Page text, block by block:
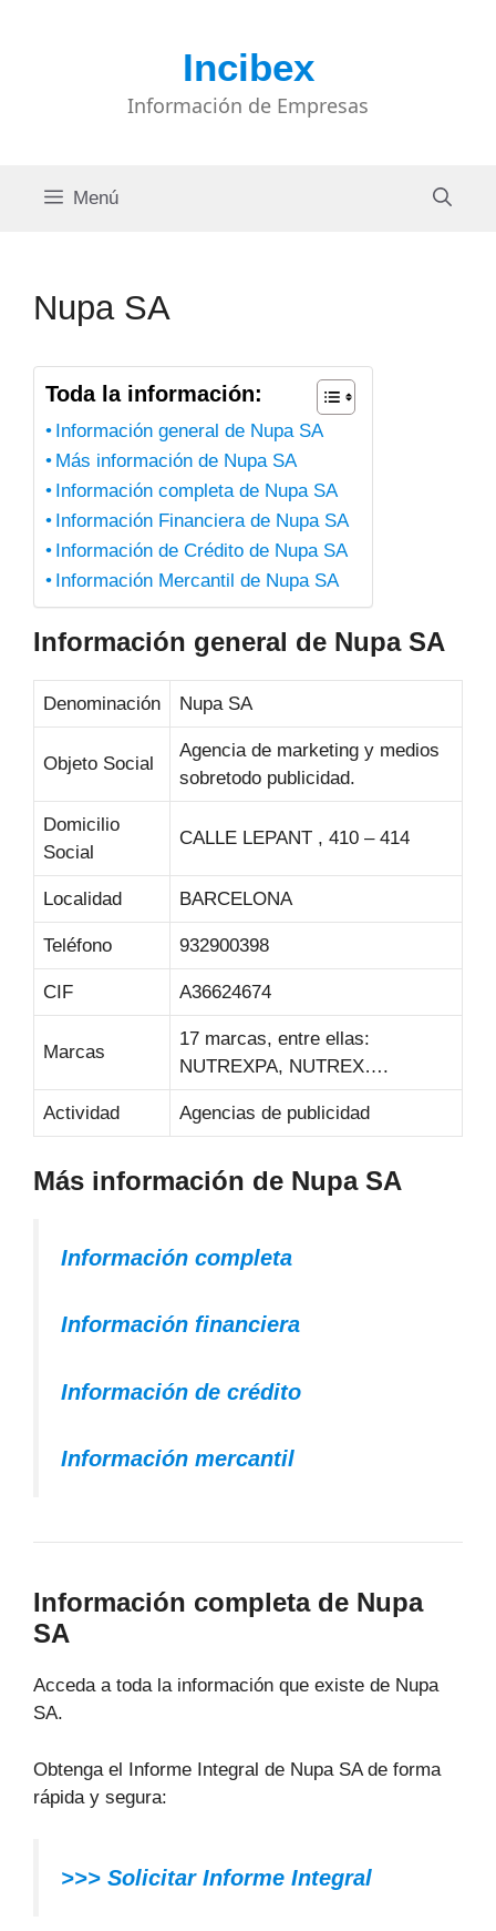
Incibex
Información de Empresas
Menú
Nupa SA
Toda la información:
Información general de Nupa SA
Más información de Nupa SA
Información completa de Nupa SA
Información Financiera de Nupa SA
Información de Crédito de Nupa SA
Información Mercantil de Nupa SA
Información general de Nupa SA
Denominación Nupa SA
Objeto Social
Agencia de marketing y medios
sobretodo publicidad.
Domicilio
Social
CALLE LEPANT , 410 – 414
Localidad BARCELONA
Teléfono 932900398
CIF A36624674
Marcas
17 marcas, entre ellas:
NUTREXPA, NUTREX….
Actividad Agencias de publicidad
Más información de Nupa SA
Información completa
Información financiera
Información de crédito
Información mercantil
Información completa de Nupa
SA
Acceda a toda la información que existe de Nupa
SA.
Obtenga el Informe Integral de Nupa SA de forma
rápida y segura:
>>> Solicitar Informe Integral